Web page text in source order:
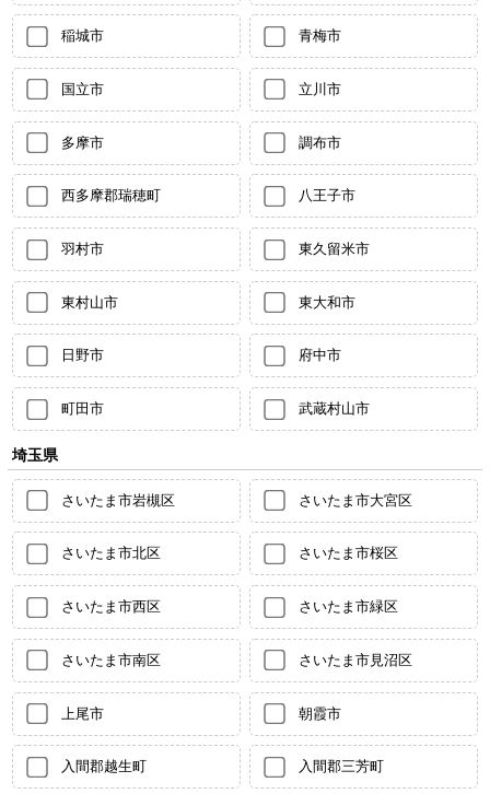
稲城市 青梅市
国立市 立川市
多摩市 調布市
西多摩郡瑞穂町 八王子市
羽村市 東久留米市
東村山市 東大和市
日野市 府中市
町田市 武蔵村山市
埼玉県
さいたま市岩槻区 さいたま市大宮区
さいたま市北区 さいたま市桜区
さいたま市西区 さいたま市緑区
さいたま市南区 さいたま市見沼区
上尾市 朝霞市
入間郡越生町 入間郡三芳町